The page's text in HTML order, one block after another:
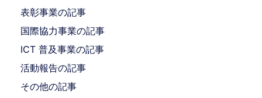
表彰事業の記事
国際協力事業の記事
ICT 普及事業の記事
活動報告の記事
その他の記事